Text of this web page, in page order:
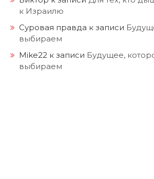
к Израилю
Суровая правда к записи
выбираем
Mike22 к записи Будущее,
выбираем